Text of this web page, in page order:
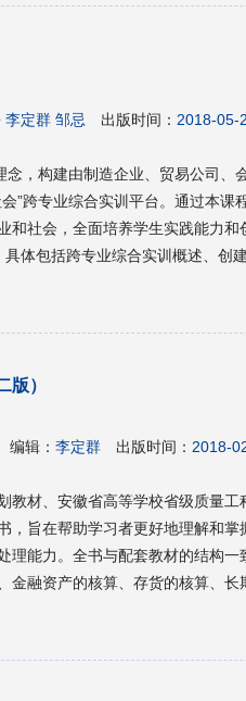
李定群 邹忌 出版时间： 2018-05-
念，构建由制造企业、贸易公司、
”跨专业综合实训平台。通过本课
和社会，全面培养学生实践能力
体包括跨专业综合实训概述、创
营。本书可供高职高专财经类、商
版）
编辑：李定群 出版时间： 2018-
教材、安徽省高等学校省级质量工
，旨在帮助学习者更好地理解和掌
理能力。全书与配套教材的结构
金融资产的核算、存货的核算、长
算、流动负债的核算、非流动负债